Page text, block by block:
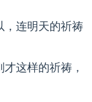
，连明天的祈祷
这样的祈祷，